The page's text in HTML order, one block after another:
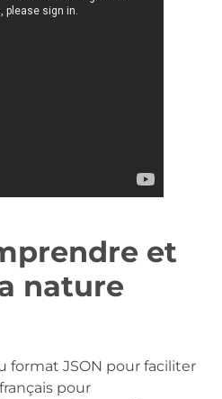
et
nature
format JSON pour faciliter
pour